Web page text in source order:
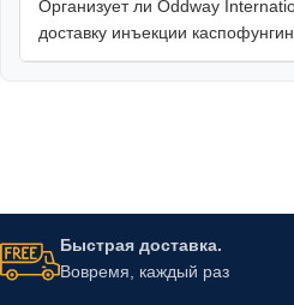
Организует ли Oddway
доставку инъекции
Быстрая доставка.
Вовремя, каждый раз